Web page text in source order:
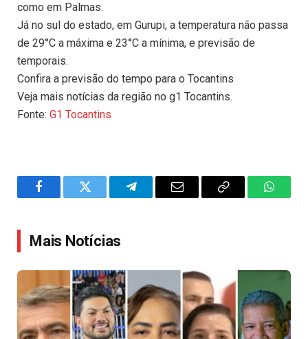
como em Palmas.
Já no sul do estado, em Gurupi, a temperatura não passa
de 29°C a máxima e 23°C a mínima, e previsão de
temporais.
Confira a previsão do tempo para o Tocantins
Veja mais notícias da região no g1 Tocantins.
Fonte: G1 Tocantins
FacebookTwitter TelegramEmail
Copy
Mais Notícias